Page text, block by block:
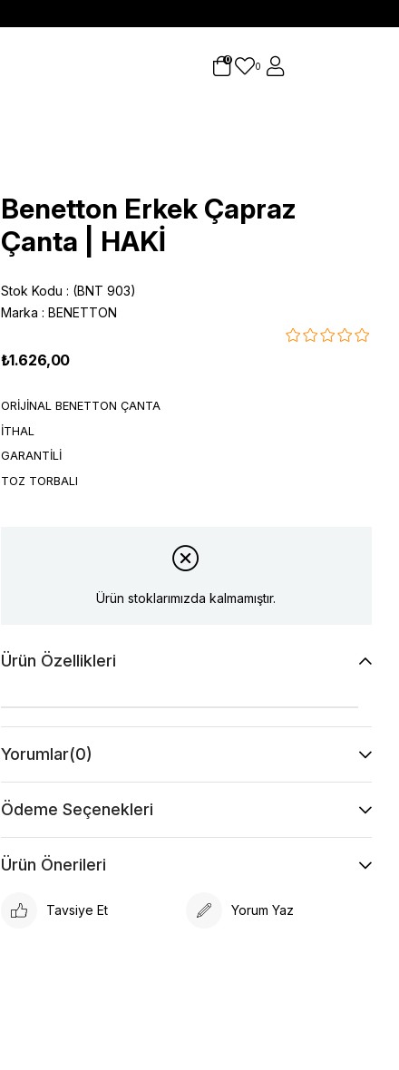
0
0
Benetton Erkek Çapraz
Çanta | HAKİ
Stok Kodu
(BNT 903)
Marka : BENETTON
₺1.626,00
ORİJİNAL BENETTON ÇANTA
İTHAL
GARANTİLİ
TOZ TORBALI
Ürün stoklarımızda kalmamıştır.
Ürün Özellikleri
Yorumlar(0)
Ödeme Seçenekleri
Ürün Önerileri
Tavsiye Et Yorum Yaz